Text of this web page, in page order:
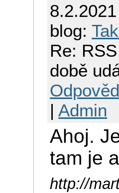
blog:
Re:
době
|Admin
Ahoj.
tam je
http://